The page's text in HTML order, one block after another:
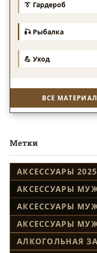
👔 Гардероб
🎣 Рыбалка
💪 Уход
ВСЕ
Метки
АКСЕССУАРЫ 2025
АКСЕССУАРЫ
АКСЕССУАРЫ
АКСЕССУАРЫ
АЛКОГОЛЬНАЯ